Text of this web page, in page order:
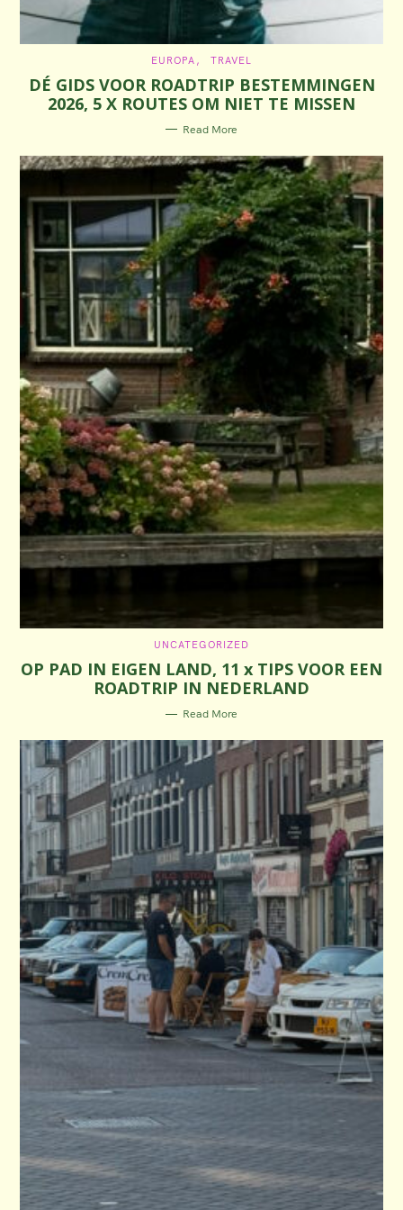
T
E
G
O
R
I
S
EUROPA TRAVEL
DÉ GIDS VOOR ROADTRIP BESTEMMINGEN
2026, 5 X ROUTES OM NIET TE MISSEN
Read More
C
T
E
O
R
I
S
UNCATEGORIZED
OP PAD IN EIGEN LAND, 11 x TIPS VOOR EEN
ROADTRIP IN NEDERLAND
Read More